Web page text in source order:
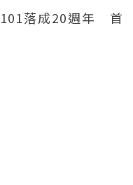
101落成20週年 首